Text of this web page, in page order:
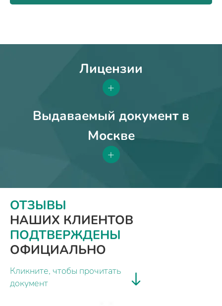
Лицензии
+
Выдаваемый документ в
Москве
+
ОТЗЫВЫ
НАШИХ КЛИЕНТОВ
ПОДТВЕРЖДЕНЫ
ОФИЦИАЛЬНО
Кликните, чтобы прочитать
документ